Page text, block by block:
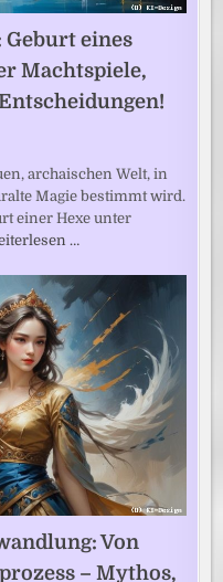
Geburt eines
Machtspiele,
archaischen Welt, in
Magie bestimmt wird.
einer Hexe unter
…
Von
– Mythos,